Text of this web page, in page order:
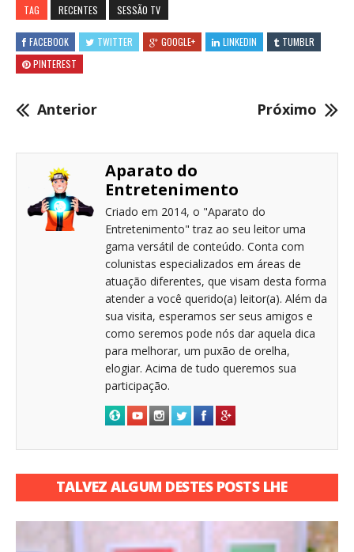
TAG RECENTES SESSÃO TV
FACEBOOK TWITTER GOOGLE+ LINKEDIN
TUMBLR
PINTEREST
Anterior Próximo
Aparato do
Entretenimento
Criado em 2014, o "Aparato do
Entretenimento" traz ao seu leitor uma
gama versátil de conteúdo. Conta com
colunistas especializados em áreas de
atuação diferentes, que visam desta forma
atender a você querido(a) leitor(a). Além da
sua visita, esperamos ser seus amigos e
como seremos pode nós dar aquela dica
para melhorar, um puxão de orelha,
elogiar. Acima de tudo queremos sua
participação.
TALVEZ ALGUM DESTES POSTS LHE